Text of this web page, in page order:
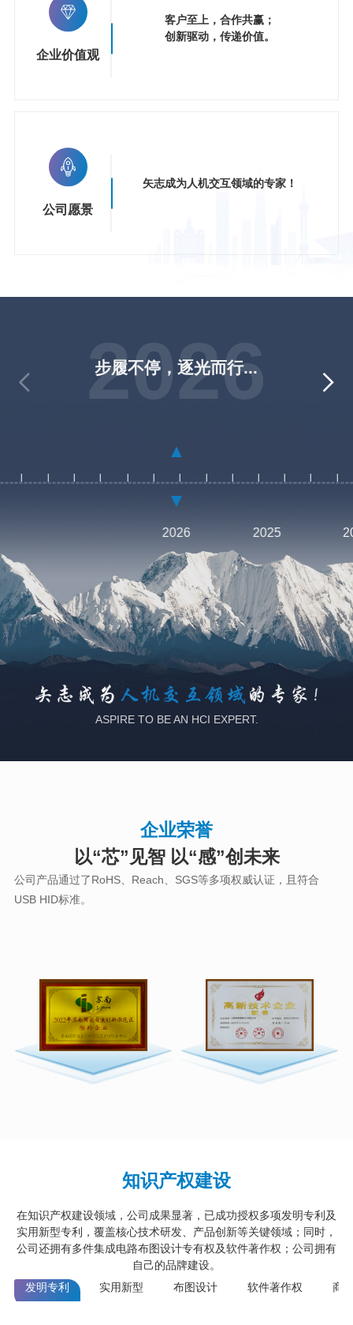
企业价值观
客户至上，合作共赢；
创新驱动，传递价值。
公司愿景
矢志成为人机交互领域的专家！
2026
步履不停，逐光而行...
2026 2025
ASPIRE TO BE AN HCI EXPERT.
企业荣誉
以“芯”见智 以“感”创未来
公司产品通过了RoHS、Reach、SGS等多项权威认证，且符合
USB HID标准。
知识产权建设
在知识产权建设领域，公司成果显著，已成功授权多项发明专利及
实用新型专利，覆盖核心技术研发、产品创新等关键领域；同时，
公司还拥有多件集成电路布图设计专有权及软件著作权；公司拥有
自己的品牌建设。
发明专利
实用新型 布图设计 软件著作权 商